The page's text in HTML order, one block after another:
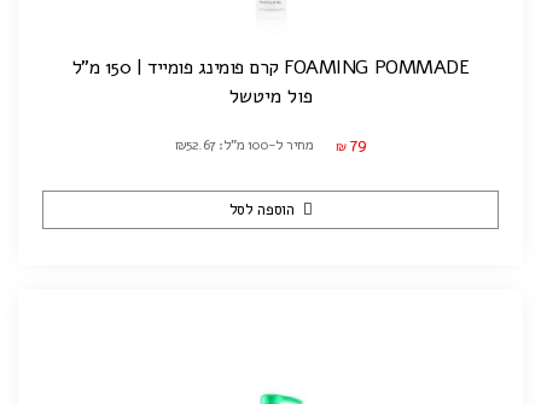
FOAMING POMMADE קרם פומינג פומייד | 150 מ"ל
פול מיטשל
₪ 79 מחיר ל-100 מ"ל: ₪52.67
הוספה לסל